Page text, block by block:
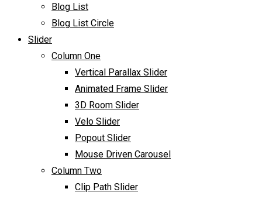
Blog List
Blog List Circle
Slider
Column One
Vertical Parallax Slider
Animated Frame Slider
3D Room Slider
Velo Slider
Popout Slider
Mouse Driven Carousel
Column Two
Clip Path Slider